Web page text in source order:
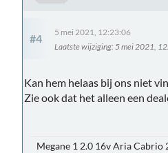
#4
5 mei 2021, 12:23:06
Laatste wijziging: 5 mei 2021,
Kan hem helaas bij ons niet
Zie ook dat het alleen een
Megane 1 2.0 16v Aria Cabrio